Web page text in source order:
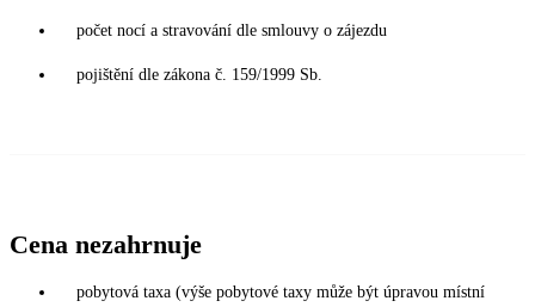
počet nocí a stravování dle smlouvy o zájezdu
pojištění dle zákona č. 159/1999 Sb.
Cena nezahrnuje
pobytová taxa (výše pobytové taxy může být úpravou místní